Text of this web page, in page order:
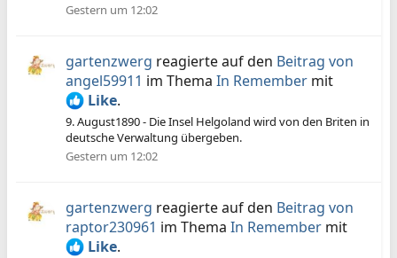
Gestern um 12:02
gartenzwerg reagierte auf den Beitrag von
angel59911 im Thema In Remember mit
Like.
9. August1890 - Die Insel Helgoland wird von den Briten in
deutsche Verwaltung übergeben.
Gestern um 12:02
gartenzwerg reagierte auf den Beitrag von
raptor230961 im Thema In Remember mit
Like.